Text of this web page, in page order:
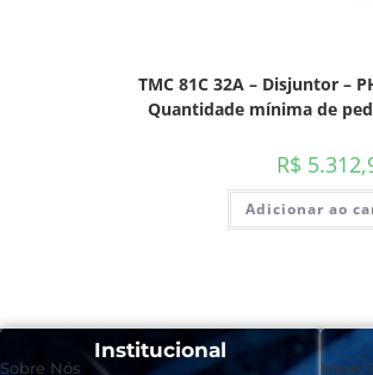
TMC 81C 32A – Disjuntor –
Quantidade mínima de
R$
Adicionar ao
Institucional
Sobre Nós
Meus